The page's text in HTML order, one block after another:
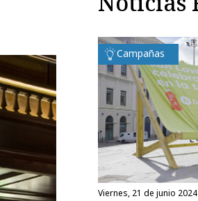
Campañas
viernes, 21 de junio 2024